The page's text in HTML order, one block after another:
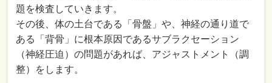
題を検査していきます。
その後、体の土台である「骨盤」や、神経の通り道で
ある「背骨」に根本原因であるサブラクセーション
（神経圧迫）の問題があれば、アジャストメント（調
整）をします。